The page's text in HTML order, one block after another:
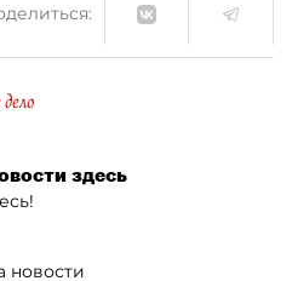
здесь
новости